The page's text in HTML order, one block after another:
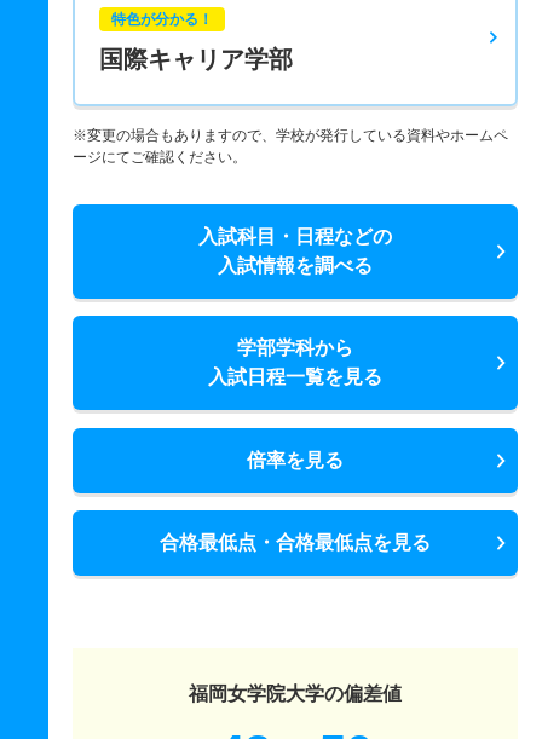
特色が分かる！
国際キャリア学部
※変更の場合もありますので、学校が発行している資料やホームペ
ージにてご確認ください。
入試科目・日程などの
入試情報を調べる
学部学科から
入試日程一覧を見る
倍率を見る
合格最低点・合格最低点を見る
福岡女学院大学の偏差値